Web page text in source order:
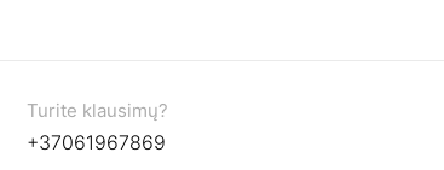
Turite klausimų?
+37061967869